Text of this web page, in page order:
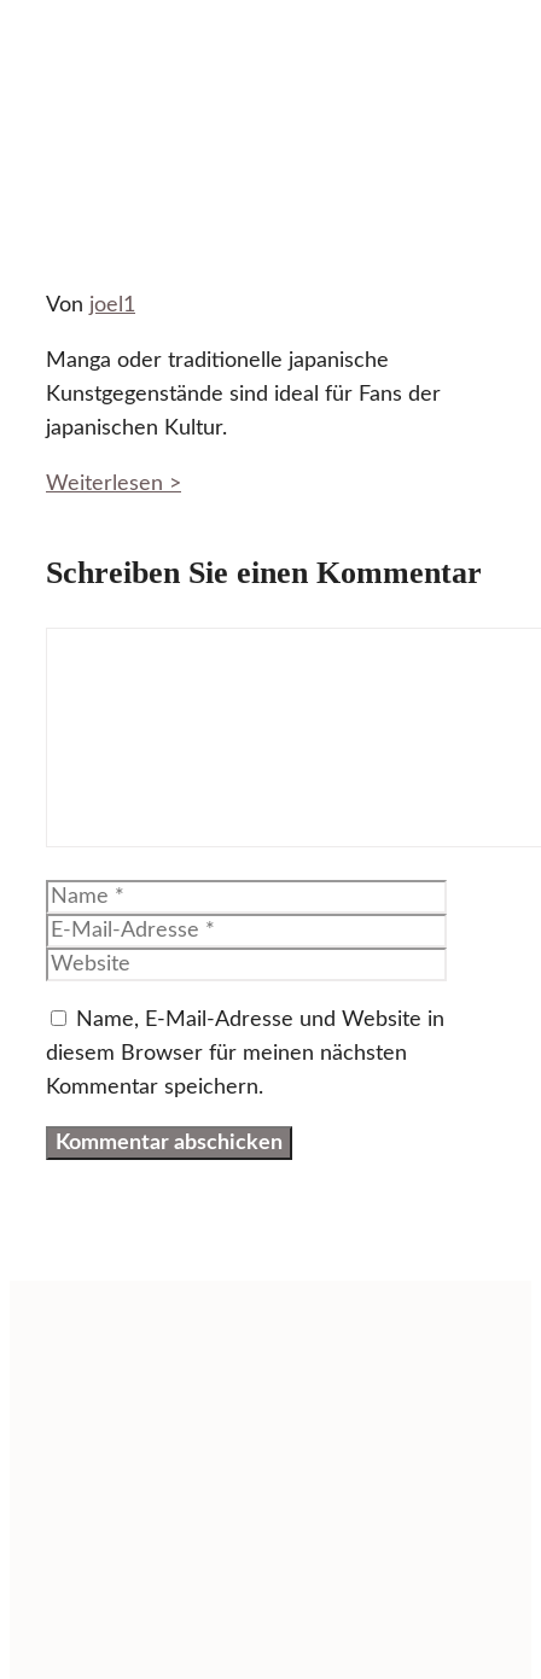
Von joel1
Manga oder traditionelle japanische
Kunstgegenstände sind ideal für Fans der
japanischen Kultur.
Weiterlesen >
Schreiben Sie einen Kommentar
Name
Name, E-Mail-Adresse und Website in
diesem Browser für meinen nächsten
Kommentar speichern.